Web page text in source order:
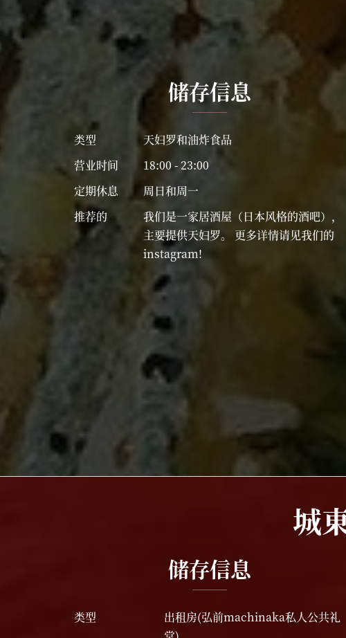
储存信息
类型
天妇罗和油炸食品
营业时间
18:00 - 23:00
定期休息
周日和周一
推荐的
我们是一家居酒屋（日本风格的酒吧），
主要提供天妇罗。 更多详情请见我们的
instagram!
城
储存信息
类型 出租房(弘前machinaka私人公共礼